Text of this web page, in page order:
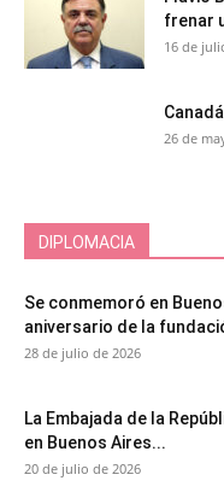
frenar
16 de
26 de
DIPLOMACIA
Se conmemoró en
aniversario de la
28 de julio de 2026
La Embajada de la
en Buenos Aires...
20 de julio de 2026